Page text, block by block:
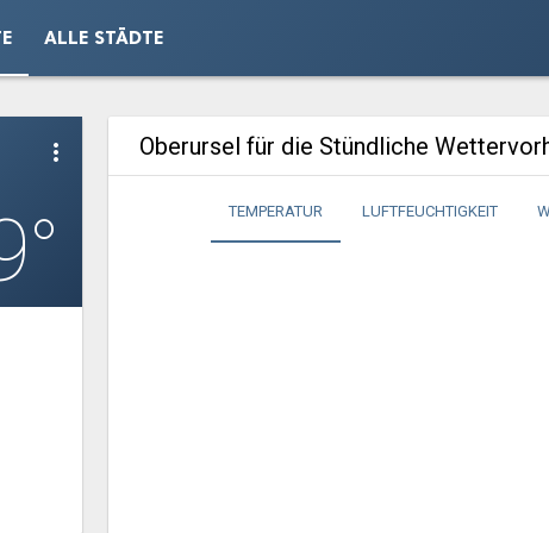
ALLE STÄDTE
more_vert Oberursel für die Stündliche
TEMPERATUR LUFTFEUCHTIGKEIT